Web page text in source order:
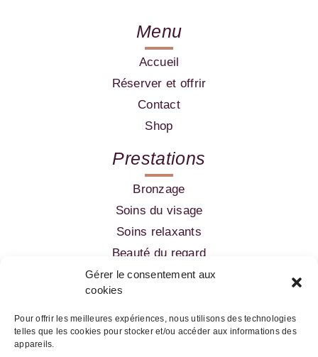
Gérer le consentement aux
cookies
Pour offrir les meilleures expériences, nous utilisons des technologies
telles que les cookies pour stocker et/ou accéder aux informations des
appareils.
Menu
Accueil
Réserver et offrir
Contact
Shop
Prestations
Bronzage
Soins du visage
Soins relaxants
Beauté du regard
Amincissement